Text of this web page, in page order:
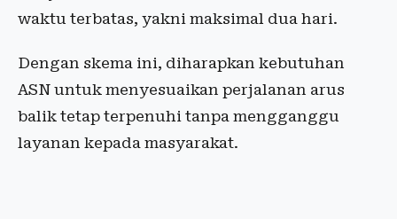
waktu terbatas, yakni maksimal dua hari.
Dengan skema ini, diharapkan kebutuhan
ASN untuk menyesuaikan perjalanan arus
balik tetap terpenuhi tanpa mengganggu
layanan kepada masyarakat.